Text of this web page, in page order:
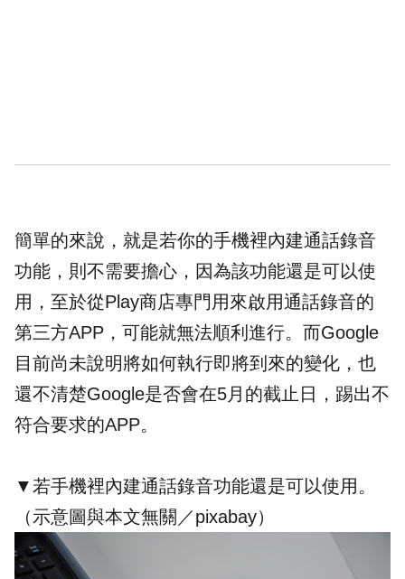
簡單的來說，就是若你的手機裡內建通話錄音
功能，則不需要擔心，因為該功能還是可以使
用，至於從Play商店專門用來啟用通話錄音的
第三方APP，可能就無法順利進行。而Google
目前尚未說明將如何執行即將到來的變化，也
還不清楚Google是否會在5月的截止日，踢出不
符合要求的APP。
▼若手機裡內建通話錄音功能還是可以使用。
（示意圖與本文無關／pixabay）